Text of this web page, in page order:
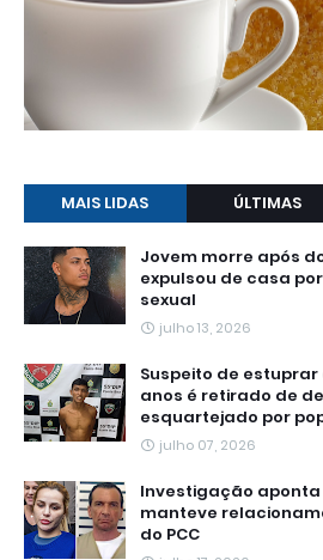
MAIS LIDAS ÚLTIMAS
Jovem morre após
expulsou de casa
sexual
julho 13, 2026
Suspeito de
anos é retirado de
esquartejado por
julho 07, 2026
Investigação aponta
manteve
do PCC